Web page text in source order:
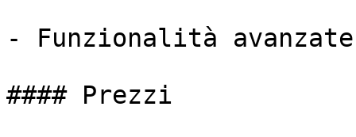
- Funzionalità
#### Prezzi